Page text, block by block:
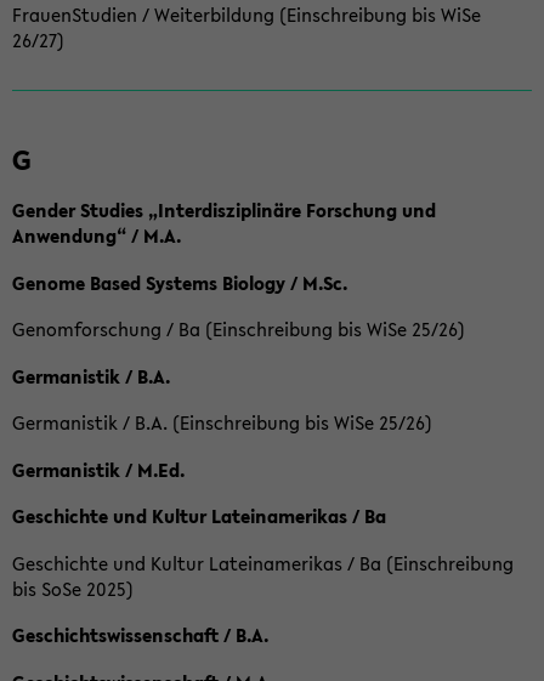
FrauenStudien / Weiterbildung (Einschreibung bis WiSe
26/27)
G
Gender Studies „Interdisziplinäre Forschung und
Anwendung“ / M.A.
Genome Based Systems Biology / M.Sc.
Genomforschung / Ba (Einschreibung bis WiSe 25/26)
Germanistik / B.A.
Germanistik / B.A. (Einschreibung bis WiSe 25/26)
Germanistik / M.Ed.
Geschichte und Kultur Lateinamerikas / Ba
Geschichte und Kultur Lateinamerikas / Ba (Einschreibung
bis SoSe 2025)
Geschichtswissenschaft / B.A.